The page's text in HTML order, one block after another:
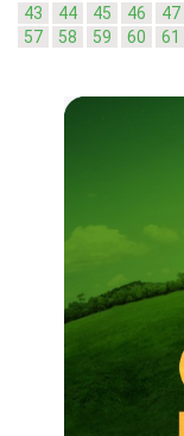
43
44 45 46 47
57
58 59 60 61